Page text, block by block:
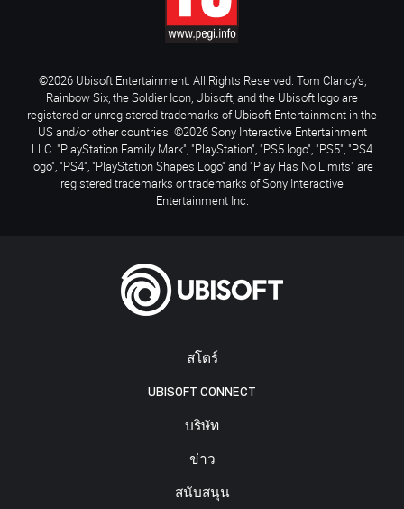
สโตร์
UBISOFT CONNECT
บริษัท
ข่าว
สนับสนุน
©2026 Ubisoft Entertainment. All Rights Reserved. Tom Clancy’s,
Rainbow Six, the Soldier Icon, Ubisoft, and the Ubisoft logo are
registered or unregistered trademarks of Ubisoft Entertainment in the
US and/or other countries. ©2026 Sony Interactive Entertainment
LLC. "PlayStation Family Mark", "PlayStation", "PS5 logo", "PS5", "PS4
logo", "PS4", "PlayStation Shapes Logo" and "Play Has No Limits" are
registered trademarks or trademarks of Sony Interactive
Entertainment Inc.